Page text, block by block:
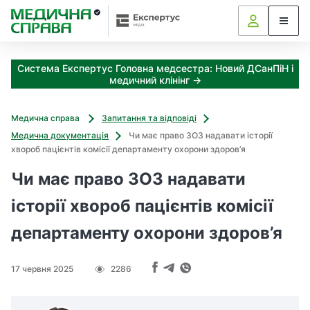
Система Експертус Головна медсестра: Новий ДСанПіН і
медичний клінінг →
Медична справа
Запитання та відповіді
Медична документація
Чи має право ЗОЗ надавати історії
хвороб пацієнтів комісії департаменту охорони здоров’я
Чи має право ЗОЗ надавати
історії хвороб пацієнтів комісії
департаменту охорони здоров’я
17 червня 2025 2286
З
а
к
з
о
д
м
ж
н
о